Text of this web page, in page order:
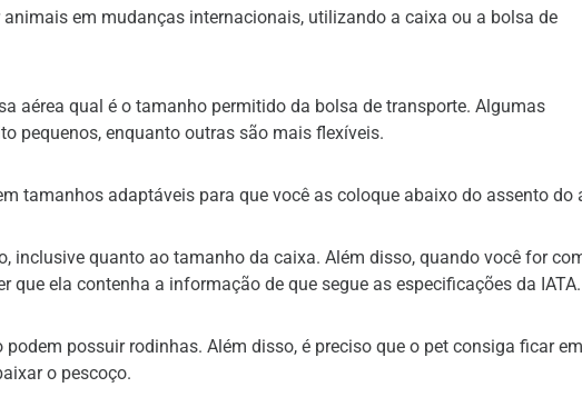
em mudanças internacionais, utilizando a caixa ou a bolsa de
aérea qual é o tamanho permitido da bolsa de transporte. Algumas
pequenos, enquanto outras são mais flexíveis.
tamanhos adaptáveis para que você as coloque abaixo do assento do
inclusive quanto ao tamanho da caixa. Além disso, quando você for
que ela contenha a informação de que segue as especificações da IATA.
possuir rodinhas. Além disso, é preciso que o pet consiga ficar
o pescoço.